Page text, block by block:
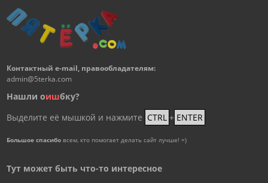
Контактный e-mail, правообладателям:
admin@5terka.com
Нашли оишбку?
Выделите её мышкой и нажмите CTRL + ENTER
Большое спасибовсем, кто помогает делать сайт лучше! =)
Тут может быть что-то интересное